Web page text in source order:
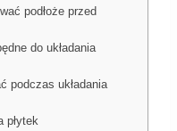
podłoże przed
do układania
podczas układania
płytek